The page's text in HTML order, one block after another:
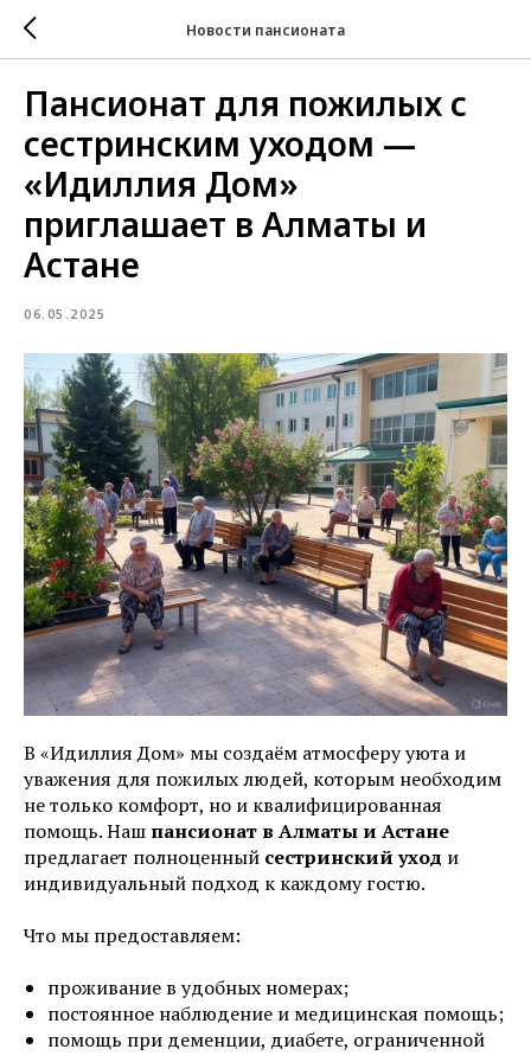
Новости пансионата
Пансионат для пожилых с
сестринским уходом —
«Идиллия Дом»
приглашает в Алматы и
Астане
06.05.2025
В «Идиллия Дом» мы создаём атмосферу уюта и
уважения для пожилых людей, которым необходим
не только комфорт, но и квалифицированная
помощь. Наш пансионат в Алматы и Астане
предлагает полноценный сестринский уход и
индивидуальный подход к каждому гостю.
Что мы предоставляем:
проживание в удобных номерах;
постоянное наблюдение и медицинская помощь;
помощь при деменции, диабете, ограниченной